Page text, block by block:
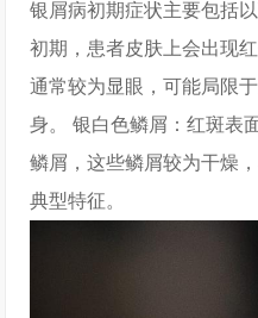
银屑病初期症状主要包括
初期，患者皮肤上会出现
通常较为显眼，可能局限
身。 银白色鳞屑：红斑表
鳞屑，这些鳞屑较为干燥
典型特征。